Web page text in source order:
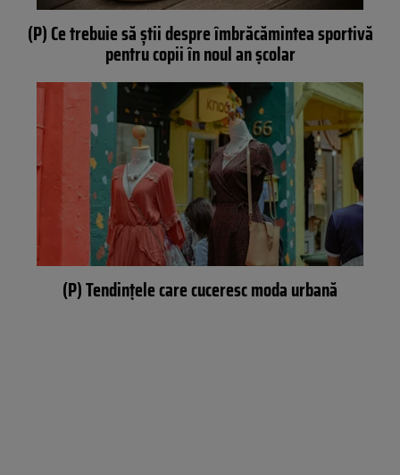
(P) Ce trebuie să știi despre îmbrăcămintea sportivă
pentru copii în noul an școlar
(P) Tendințele care cuceresc moda urbană